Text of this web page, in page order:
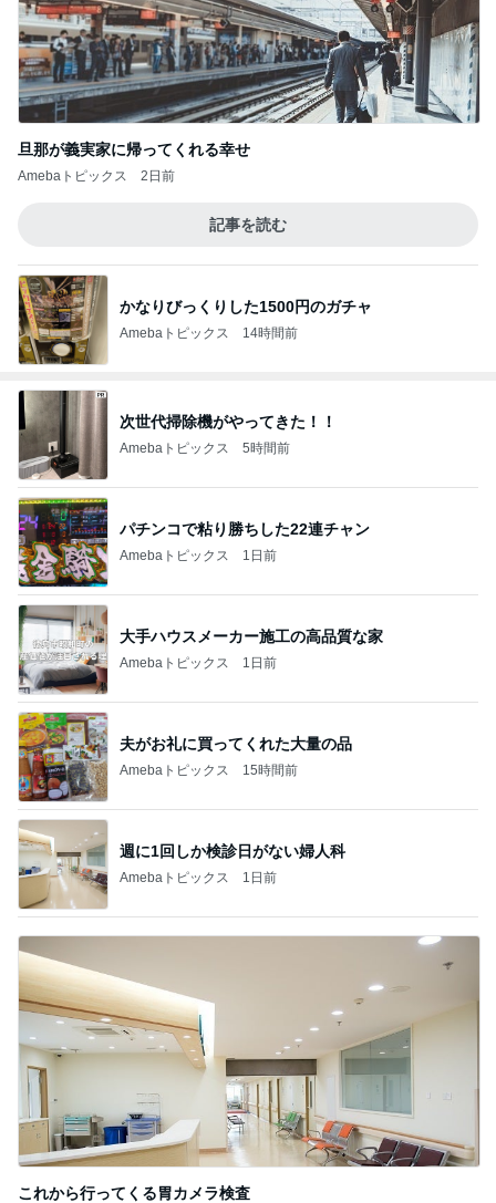
旦那が義実家に帰ってくれる幸せ
Amebaトピックス 2日前
記事を読む
かなりびっくりした1500円のガチャ
Amebaトピックス 14時間前
次世代掃除機がやってきた！！
Amebaトピックス 5時間前
パチンコで粘り勝ちした22連チャン
Amebaトピックス 1日前
大手ハウスメーカー施工の高品質な家
Amebaトピックス 1日前
夫がお礼に買ってくれた大量の品
Amebaトピックス 15時間前
週に1回しか検診日がない婦人科
Amebaトピックス 1日前
これから行ってくる胃カメラ検査